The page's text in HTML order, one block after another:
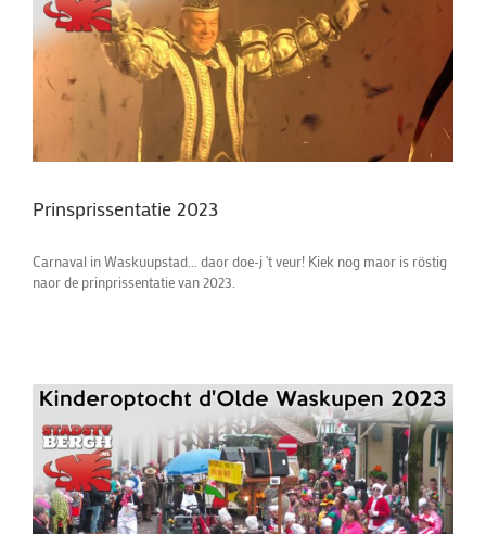
Prinsprissentatie 2023
Carnaval in Waskuupstad... daor doe-j 't veur! Kiek nog maor is röstig
naor de prinprissentatie van 2023.